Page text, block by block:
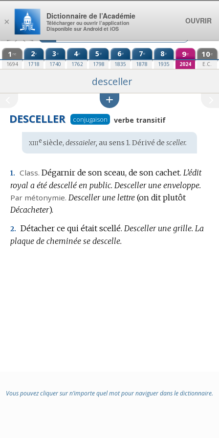
Aller au contenu
1 re
1694
2e
1718
3e
1740
4e
1762
5e
1798
6e
1835
7e
1878
8e
1935
9e
2024
10e
E.C.
desceller
DESCELLER conjugaison verbe transitif
Étymologie
:
xiiiesiècle, dessaieler, au sens 1. Dérivé de sceller.
1. Class. Dégarnir de son sceau, de son cachet. L’édit
royal a été descellé en public. Desceller une enveloppe.
Par métonymie. Desceller une lettre(on dit plutôt
Décacheter).
2. Détacher ce qui était scellé. Desceller une grille. La
plaque de cheminée se descelle.
Vous pouvez cliquer sur n’importe quel mot pour naviguer dans le dictionnaire.
×
Dictionnaire de l’Académie
Télécharger ou ouvrir l’application
Disponible sur Android et iOS
OUVRIR